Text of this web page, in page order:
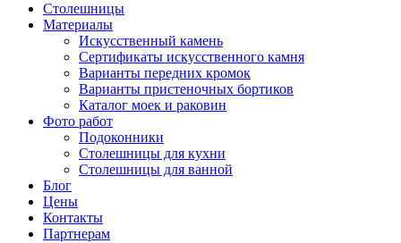
Столешницы
Материалы
Искусственный камень
Сертификаты искусственного камня
Варианты передних кромок
Варианты пристеночных бортиков
Каталог моек и раковин
Фото работ
Подоконники
Столешницы для кухни
Столешницы для ванной
Блог
Цены
Контакты
Партнерам